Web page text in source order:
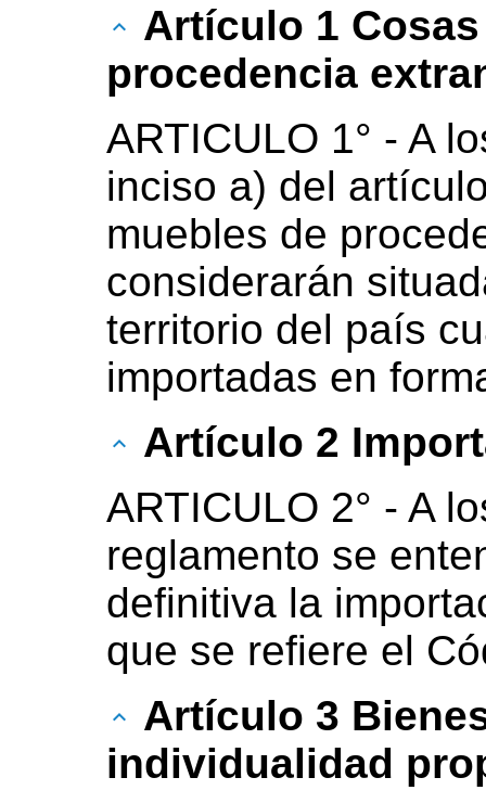
Artículo 1
procedencia
ARTICULO 1° - A
inciso a) del
muebles de
considerarán
territorio del país
importadas en
Artículo 2
ARTICULO 2° - A
reglamento se
definitiva la
que se refiere el
Artículo 3
individualidad